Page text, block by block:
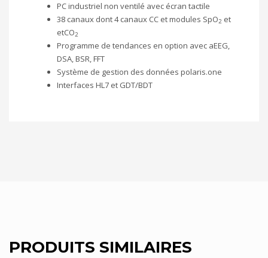
PC industriel non ventilé avec écran tactile
38 canaux dont 4 canaux CC et modules SpO2 et
etCO2
Programme de tendances en option avec aEEG,
DSA, BSR, FFT
Système de gestion des données polaris.one
Interfaces HL7 et GDT/BDT
PRODUITS SIMILAIRES